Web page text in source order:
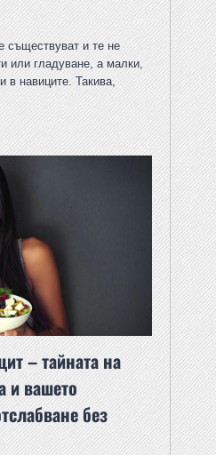
съществуват и те не
или гладуване, а малки,
в навиците. Такива,
– тайната на
и вашето
без